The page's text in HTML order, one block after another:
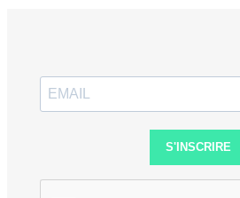
S'INSCRIRE